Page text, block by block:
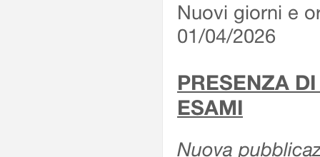
Nuovi giorni e
01/04/2026
PRESENZA
ESAMI
Nuova